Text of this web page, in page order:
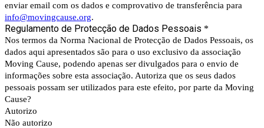
enviar email com os dados e comprovativo de transferência para
info@movingcause.org.
Regulamento de Protecção de Dados Pessoais *
Nos termos da Norma Nacional de Protecção de Dados Pessoais, os
dados aqui apresentados são para o uso exclusivo da associação
Moving Cause, podendo apenas ser divulgados para o envio de
informações sobre esta associação. Autoriza que os seus dados
pessoais possam ser utilizados para este efeito, por parte da Moving
Cause?
Autorizo
Não autorizo